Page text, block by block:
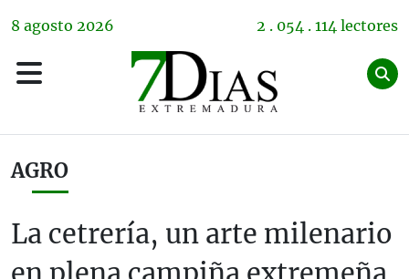
8 agosto 2026 2 . 054 . 114 lectores
AGRO
La cetrería, un arte milenario